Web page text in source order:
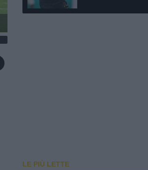
LE PIÙ LETTE